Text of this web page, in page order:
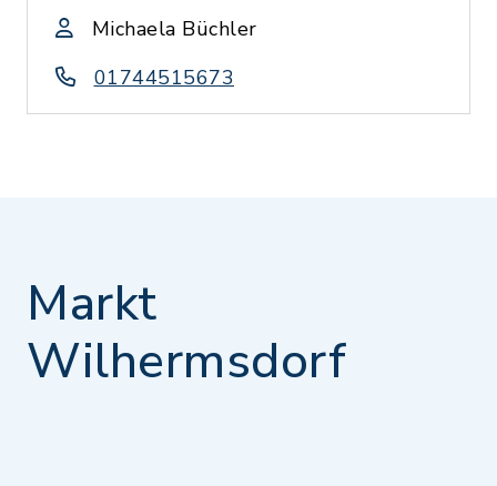
Michaela Büchler
01744515673
Markt
Wilhermsdorf